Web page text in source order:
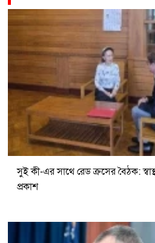
সুই কী-এর সাথে রেড ক্রসের বৈঠক:
প্রকাশ